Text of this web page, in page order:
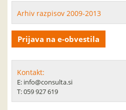
Arhiv razpisov 2009-2013
Prijava na e-obvestila
Kontakt:
E: info@consulta.si
T: 059 927 619